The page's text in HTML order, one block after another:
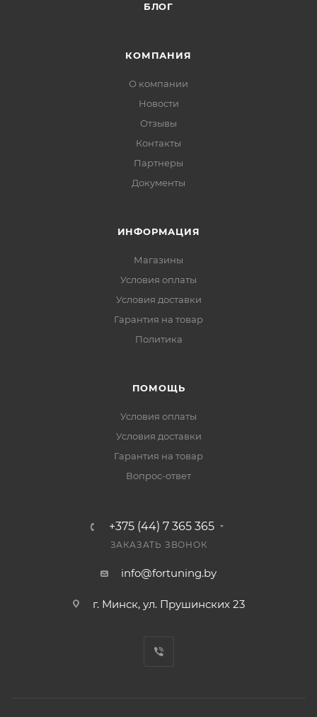
БЛОГ
КОМПАНИЯ
О компании
Новости
Отзывы
Контакты
Партнеры
Документы
ИНФОРМАЦИЯ
Магазины
Условия оплаты
Условия доставки
Гарантия на товар
Политика
ПОМОЩЬ
Условия оплаты
Условия доставки
Гарантия на товар
Вопрос-ответ
+375 (44) 7 365 365
ЗАКАЗАТЬ ЗВОНОК
info@fortuning.by
г. Минск, ул. Прушинских 23